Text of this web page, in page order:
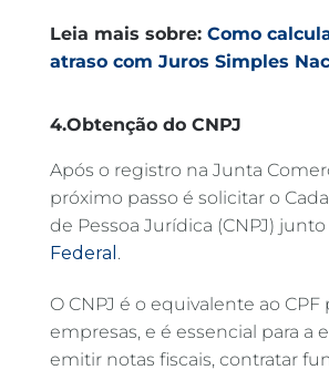
Leia mais sobre: Como
atraso com Juros Simples
4.Obtenção do CNPJ
Após o registro na Junta
próximo passo é solicitar o
de Pessoa Jurídica (CNPJ) junto
Federal .
O CNPJ é o equivalente ao CPF
empresas, e é essencial para a
emitir notas fiscais, contratar